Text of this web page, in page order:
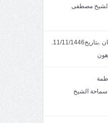
سماحة الشيخ مصطفى
خطبة الجمعة: ميلاد باب الجنان .بتاريخ11/11/1446.
المعصومه.بتاريخ4/11/1446 سماحة الشيخ